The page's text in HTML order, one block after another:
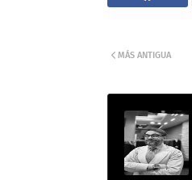
MÁS ANTIGUA